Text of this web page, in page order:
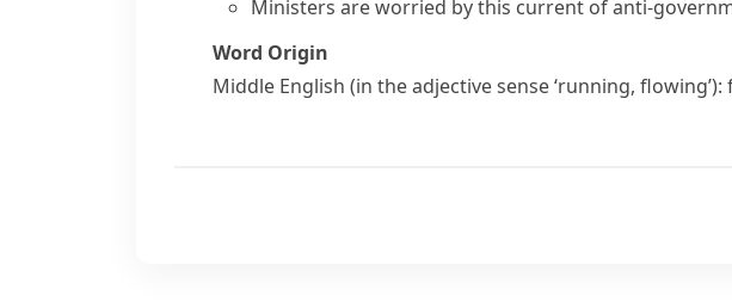
Ministers are worried by this current of anti-
Word Origin
Middle English (in the adjective sense ‘running,